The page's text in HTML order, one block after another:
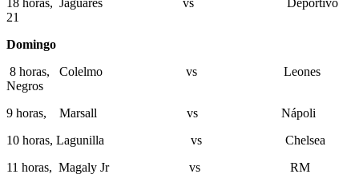
21
Domingo
8 horas, Colelmo vs Leones
Negros
9 horas, Marsall vs Nápoli
10 horas, Lagunilla vs Chelsea
11 horas, Magaly Jr vs RM